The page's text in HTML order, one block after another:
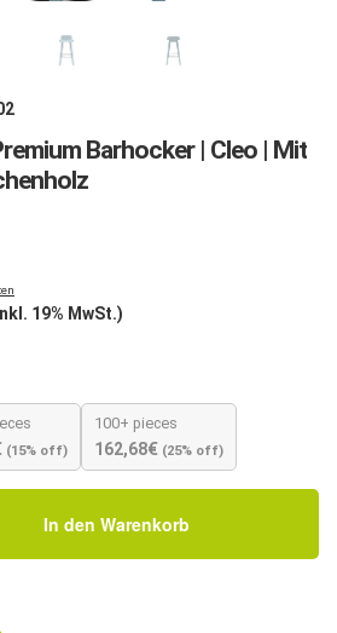
Barhocker | Cleo | Mit
19% MwSt.)
(15% off)
100+ pieces
162,68€ (25% off)
In den Warenkorb